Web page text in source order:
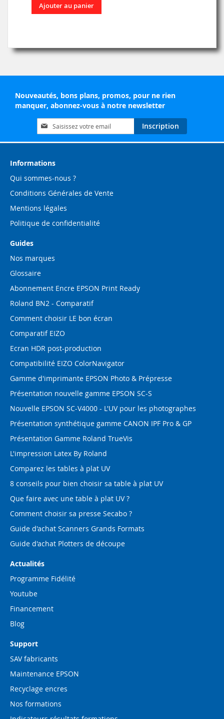
Ajouter au panier
Nouveautés, bons plans, promos, pour ne rien
manquer, abonnez-vous à notre newsletter
Inscription
à
notre
d’information
Inscription
Informations
Qui sommes-nous ?
Conditions Générales de Vente
Mentions légales
Politique de confidentialité
Guides
Nos marques
Glossaire
Abonnement Encre EPSON Print Ready
Roland BN2 - Comparatif
Comment choisir LE bon écran
Comparatif EIZO
Ecran HDR post-production
Compatibilité EIZO ColorNavigator
Gamme d'imprimante EPSON Photo & Prépresse
Présentation nouvelle gamme EPSON SC-S
Nouvelle EPSON SC-V4000 - L'UV pour les photographes
Présentation synthétique gamme CANON IPF Pro & GP
Présentation Gamme Roland TrueVis
L'impression Latex By Roland
Comparez les tables à plat UV
8 conseils pour bien choisir sa table à plat UV
Que faire avec une table à plat UV ?
Comment choisir sa presse Secabo ?
Guide d'achat Scanners Grands Formats
Guide d'achat Plotters de découpe
Actualités
Programme Fidélité
Youtube
Financement
Blog
Support
SAV fabricants
Maintenance EPSON
Recyclage encres
Nos formations